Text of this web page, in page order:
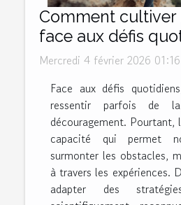
Comment cultiver
face aux défis
Mercredi 4 février 2026 01:16
Face aux défis
ressentir parfois de
découragement. Pourtant,
capacité qui permet
surmonter les obstacles,
à travers les expériences.
adapter des